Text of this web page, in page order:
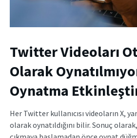
Twitter Videoları
Olarak
Oynatma
Her Twitter kullanıcısı videoların X,
olarak oynatıldığını bilir. Sonuç